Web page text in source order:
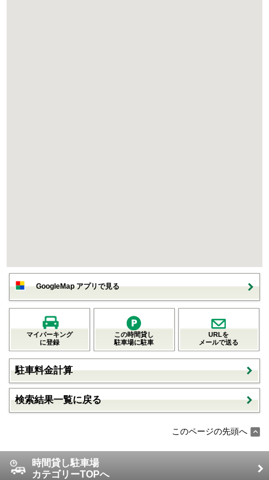
GoogleMap アプリで見る
マイパーキング
に登録
この時間貸し
駐車場に駐車
URLを
メールで送る
駐車料金計算
検索結果一覧に戻る
このページの先頭へ
時間貸し駐車場
カテゴリーTOPへ